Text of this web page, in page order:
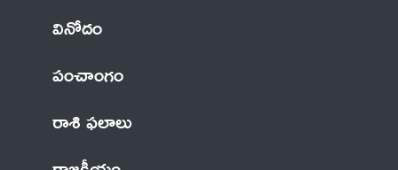
వినోదం
పంచాంగం
రాశి ఫలాలు